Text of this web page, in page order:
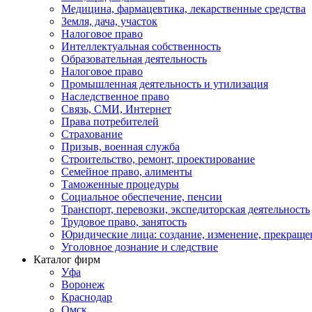
Медицина, фармацевтика, лекарственные средства
Земля, дача, участок
Налоговое право
Интеллектуальная собственность
Образовательная деятельность
Налоговое право
Промышленная деятельность и утилизация
Наследственное право
Связь, СМИ, Интернет
Права потребителей
Страхование
Призыв, военная служба
Строительство, ремонт, проектирование
Семейное право, алименты
Таможенные процедуры
Социальное обеспечение, пенсии
Транспорт, перевозки, экспедиторская деятельность
Трудовое право, занятость
Юридические лица: создание, изменение,
Уголовное дознание и следствие
Каталог фирм
Уфа
Воронеж
Краснодар
Омск